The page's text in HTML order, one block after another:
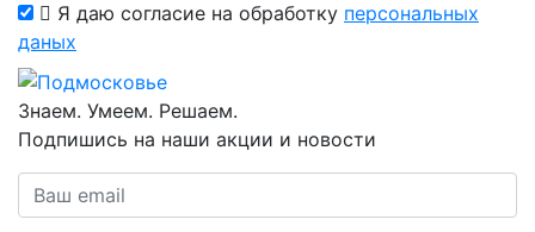
Я даю согласие на обработку персональных
даных
Знаем. Умеем. Решаем.
Подпишись на наши акции и новости